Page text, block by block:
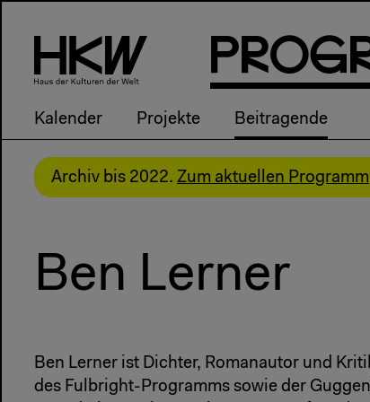
PRog
Kalender Projekte Beitragende
Archiv bis 2022. Zum aktuellen Programm
Ben Lerner
Ben Lerner ist Dichter, Romanautor und
des Fulbright-Programms sowie der